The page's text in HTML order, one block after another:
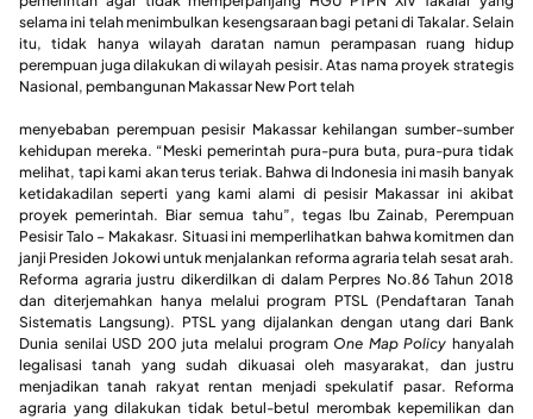
selama ini telah menimbulkan kesengsaraan bagi petani di Takalar. Selain
itu, tidak hanya wilayah daratan namun perampasan ruang hidup
perempuan juga dilakukan di wilayah pesisir. Atas nama proyek strategis
Nasional, pembangunan Makassar New Port telah
menyebaban perempuan pesisir Makassar kehilangan sumber-sumber
kehidupan mereka. “Meski pemerintah pura-pura buta, pura-pura tidak
melihat, tapi kami akan terus teriak. Bahwa di Indonesia ini masih banyak
ketidakadilan seperti yang kami alami di pesisir Makassar ini akibat
proyek pemerintah. Biar semua tahu”, tegas Ibu Zainab, Perempuan
Pesisir Talo – Makakasr. Situasi ini memperlihatkan bahwa komitmen dan
janji Presiden Jokowi untuk menjalankan reforma agraria telah sesat arah.
Reforma agraria justru dikerdilkan di dalam Perpres No.86 Tahun 2018
dan diterjemahkan hanya melalui program PTSL (Pendaftaran Tanah
Sistematis Langsung). PTSL yang dijalankan dengan utang dari Bank
Dunia senilai USD 200 juta melalui program One Map Policyhanyalah
legalisasi tanah yang sudah dikuasai oleh masyarakat, dan justru
menjadikan tanah rakyat rentan menjadi spekulatif pasar. Reforma
agraria yang dilakukan tidak betul-betul merombak kepemilikan dan